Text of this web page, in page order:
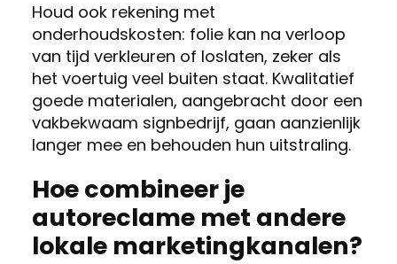
Houd ook rekening met
onderhoudskosten: folie kan na verloop
van tijd verkleuren of loslaten, zeker als
het voertuig veel buiten staat. Kwalitatief
goede materialen, aangebracht door een
vakbekwaam signbedrijf, gaan aanzienlijk
langer mee en behouden hun uitstraling.
Hoe combineer je
autoreclame met andere
lokale marketingkanalen?